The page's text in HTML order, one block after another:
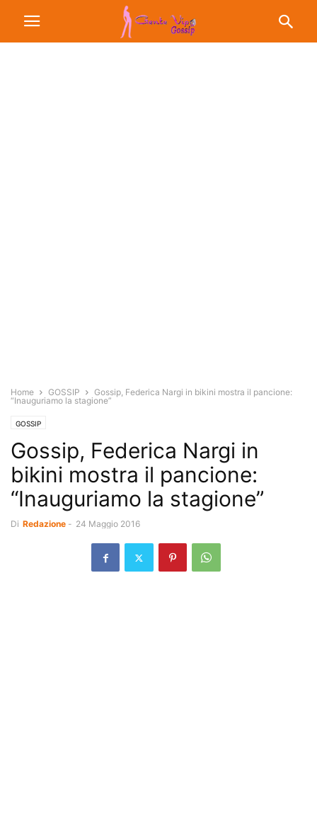
Home GOSSIP
Gossip, Federica Nargi in bikini mostra il pancione:
“Inauguriamo la stagione”
GOSSIP
Gossip, Federica Nargi in
bikini mostra il pancione:
“Inauguriamo la stagione”
Di Redazione - 24 Maggio 2016